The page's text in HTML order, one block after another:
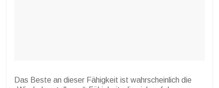
Das Beste an dieser Fähigkeit ist wahrscheinlich die